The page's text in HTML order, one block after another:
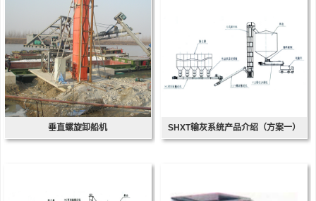
垂直螺旋卸船机 SHXT输灰系统产品介绍（方案一）